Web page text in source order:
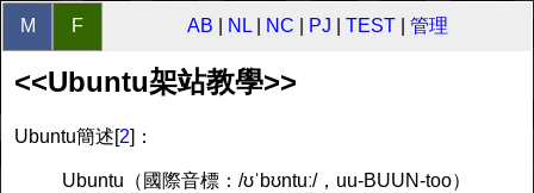
M F AB NL| NC PJ TEST 管理
<<Ubuntu架站教學>>
Ubuntu簡述[2]：
Ubuntu（國際音標：/ʊˈbʊntuː/，uu-BUUN-too）